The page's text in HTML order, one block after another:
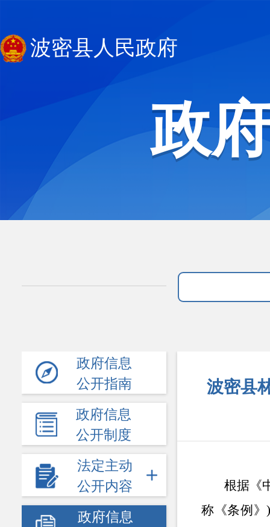
波密县人民政府
政
政府信息
公开指南
政府信息
公开制度
法定主动
公开内容
政府信息
波密县
根据《
称《条例》